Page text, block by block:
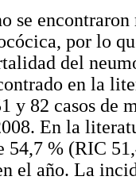
se
por lo
del
en la
y 82 casos de
En la
54,7 % (RIC
el año. La